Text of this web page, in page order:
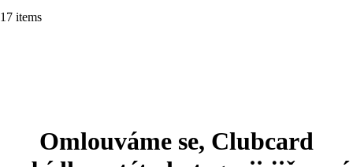
17 items
Omlouváme se, Clubcard